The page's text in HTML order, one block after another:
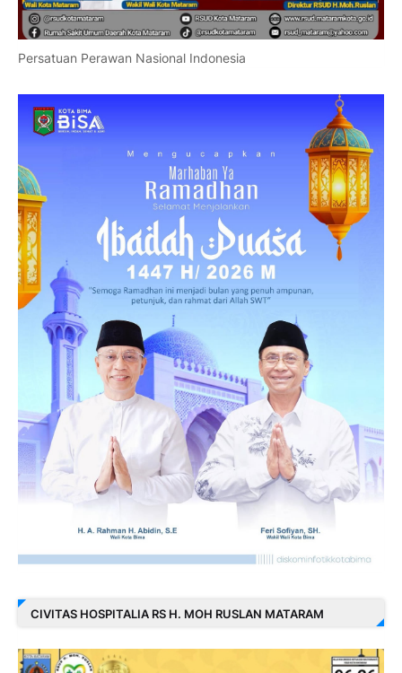
Persatuan Perawan Nasional Indonesia
CIVITAS HOSPITALIA RS H. MOH RUSLAN MATARAM